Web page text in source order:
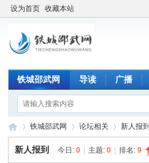
设为首页 收藏本站
铁城邵武网 导读 广播
铁城邵武网 论坛相关 新人报到
新人报到 今日:0 主题:0 排名:9